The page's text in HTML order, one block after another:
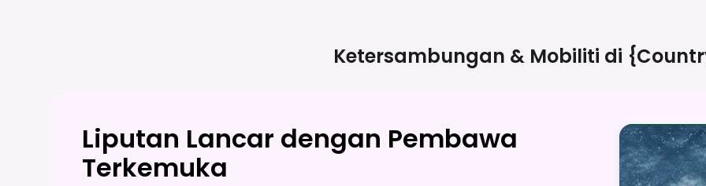
Ketersambungan & Mobiliti di
Liputan Lancar dengan Pembawa
Terkemuka